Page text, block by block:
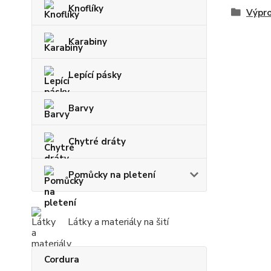
Knoflíky
Karabiny
Lepící pásky
Barvy
Chytré dráty
Pomůcky na pletení
Látky a materiály na šití
Cordura